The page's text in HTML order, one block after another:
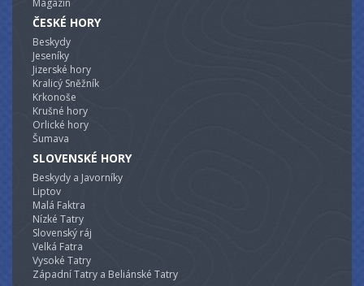
ČESKÉ HORY
Beskydy
Jeseníky
Jizerské hory
Kralicý Sněžník
Krkonoše
Krušné hory
Orlické hory
Šumava
SLOVENSKÉ HORY
Beskydy a Javorníky
Liptov
Malá Faktra
Nízké Tatry
Slovenský ráj
Velká Fatra
Vysoké Tatry
Západní Tatry a Beliánské Tatry